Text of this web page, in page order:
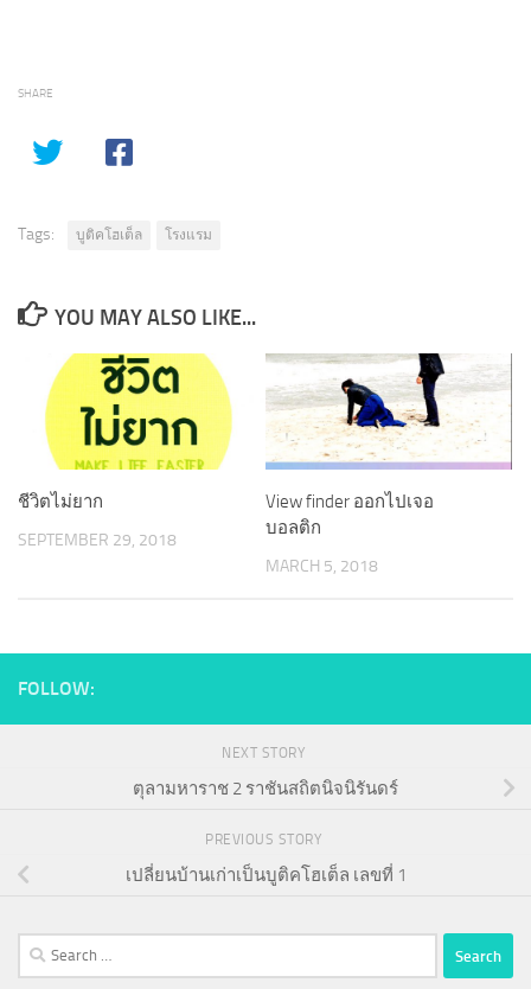
SHARE
Tags: บูติคโฮเต็ล โรงแรม
YOU MAY ALSO LIKE...
ชีวิตไม่ยาก
SEPTEMBER 29, 2018
View finder ออกไปเจอ
บอลติก
MARCH 5, 2018
FOLLOW:
NEXT STORY
ตุลามหาราช 2 ราชันสถิตนิจนิรันดร์
PREVIOUS STORY
เปลี่ยนบ้านเก่าเป็นบูติคโฮเต็ล เลขที่ 1
Search
for: